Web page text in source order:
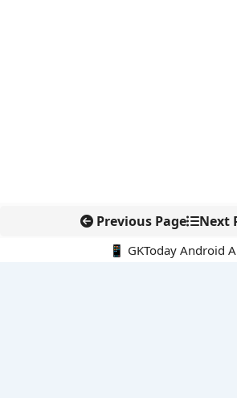
Previous Page Next
📱 GKToday Android